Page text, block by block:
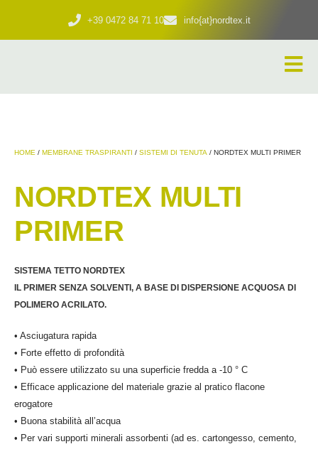
+39 0472 84 71 10 info{at}nordtex.it
HOME / MEMBRANE TRASPIRANTI / SISTEMI DI TENUTA / NORDTEX MULTI PRIMER
NORDTEX MULTI
PRIMER
SISTEMA TETTO NORDTEX
IL PRIMER SENZA SOLVENTI, A BASE DI DISPERSIONE ACQUOSA DI
POLIMERO ACRILATO.
• Asciugatura rapida
• Forte effetto di profondità
• Può essere utilizzato su una superficie fredda a -10 ° C
• Efficace applicazione del materiale grazie al pratico flacone
erogatore
• Buona stabilità all’acqua
• Per vari supporti minerali assorbenti (ad es. cartongesso, cemento,